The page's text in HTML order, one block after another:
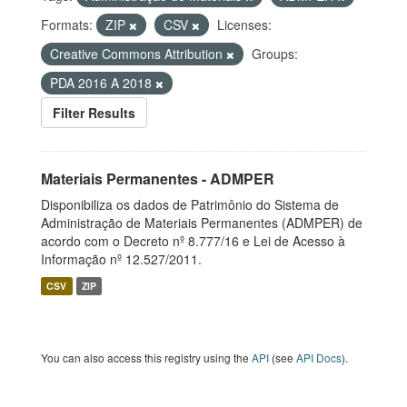
Formats:
ZIP CSV
Licenses:
Creative Commons Attribution
Groups:
PDA 2016 A 2018
Filter Results
Materiais Permanentes - ADMPER
Disponibiliza os dados de Patrimônio do Sistema de
Administração de Materiais Permanentes (ADMPER) de
acordo com o Decreto nº 8.777/16 e Lei de Acesso à
Informação nº 12.527/2011.
CSV ZIP
You can also access this registry using the API (see API Docs).